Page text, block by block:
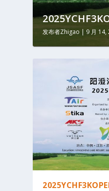
发布者Zhigao | 9 月 14,